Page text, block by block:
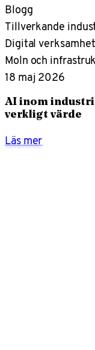
Blogg
Tillverkande
Digital
Moln och
18 maj 2026
AI inom
verkligt värde
Läs mer